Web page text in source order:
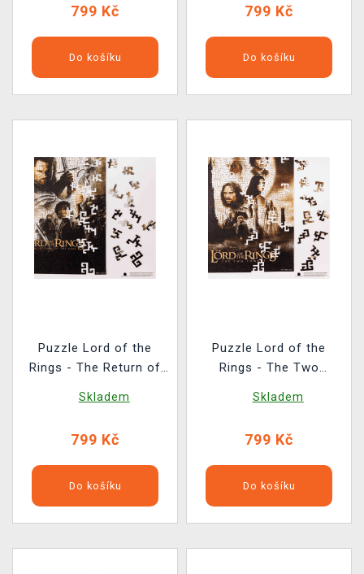
799 Kč
Do košíku
799 Kč
Do košíku
Puzzle Lord of the
Rings - The Return of
Skladem
799 Kč
Do košíku
Puzzle Lord of the
Rings - The Two
Skladem
799 Kč
Do košíku